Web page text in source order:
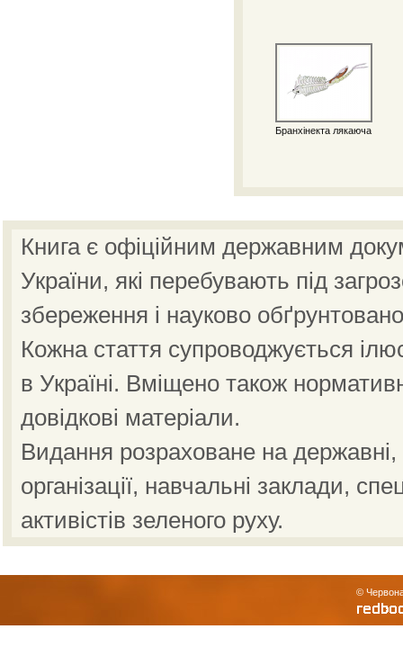
Бранхінекта лякаюча
Книга є офіційним державним
України, які перебувають під
збереження і науково
Кожна стаття супроводжується
в Україні. Вміщено також
довідкові матеріали.
Видання розраховане на державні,
організації, навчальні заклади,
активістів зеленого руху.
©